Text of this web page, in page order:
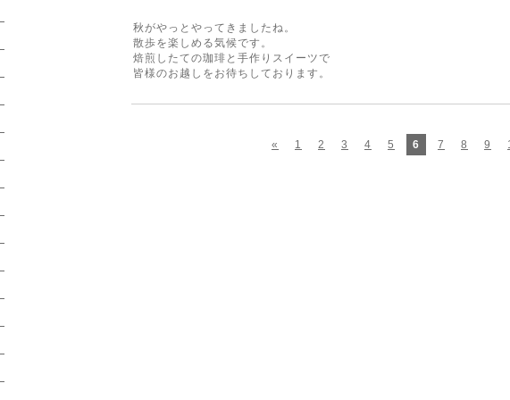
秋がやっとやってきましたね。
散歩を楽しめる気候です。
焙煎したての珈琲と手作りスイーツで
皆様のお越しをお待ちしております。
« 1 2 3 4 5 6 7 8 9